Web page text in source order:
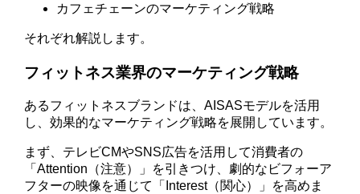
カフェチェーンのマーケティング戦略
それぞれ解説します。
フィットネス業界のマーケティング戦略
あるフィットネスブランドは、AISASモデルを活用
し、効果的なマーケティング戦略を展開しています。
まず、テレビCMやSNS広告を活用して消費者の
「Attention（注意）」を引きつけ、劇的なビフォーア
フターの映像を通じて「Interest（関心）」を高めま